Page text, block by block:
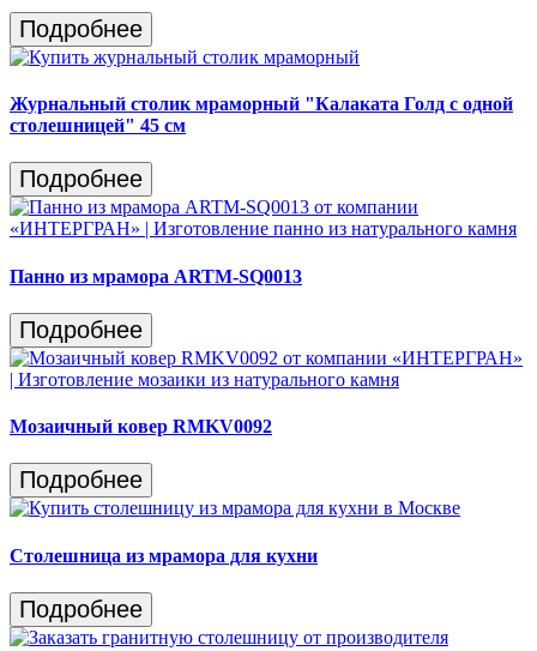
Подробнее
Журнальный столик мраморный "Калаката Голд с одной
столешницей" 45 см
Подробнее
Панно из мрамора ARTM-SQ0013
Подробнее
Мозаичный ковер RMKV0092
Подробнее
Столешница из мрамора для кухни
Подробнее